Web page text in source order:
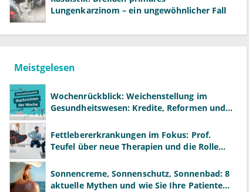
Lungenkarzinom – ein ungewöhnlicher Fall
Meistgelesen
Wochenrückblick: Weichenstellung im
Gesundheitswesen: Kredite, Reformen und
Fettlebererkrankungen im Fokus: Prof.
Teufel über neue Therapien und die Rolle
Sonnencreme, Sonnenschutz, Sonnenbad: 8
aktuelle Mythen und wie Sie Ihre Patienten